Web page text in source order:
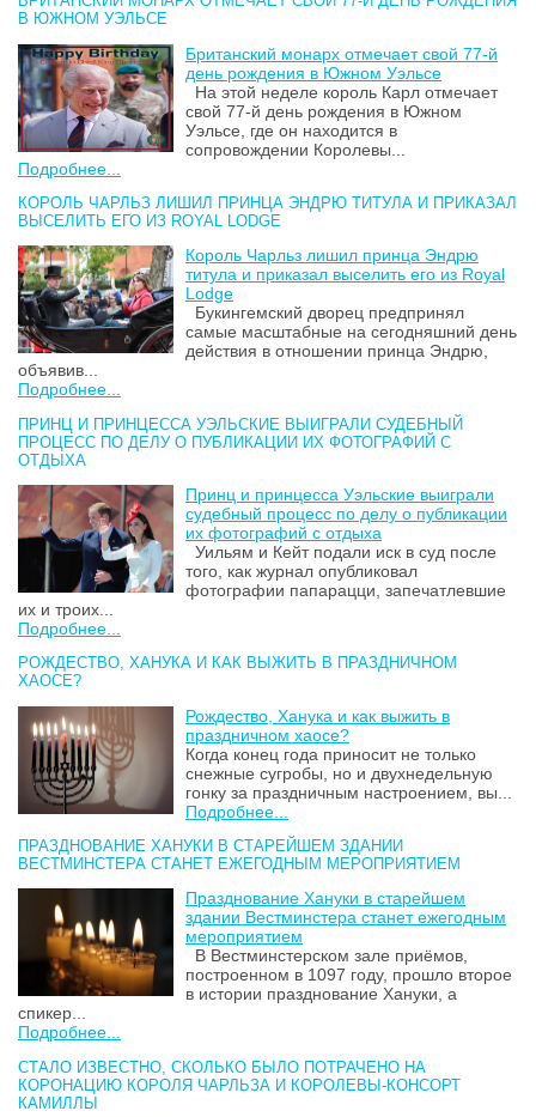
В ЮЖНОМ УЭЛЬСЕ
Британский монарх отмечает свой 77-й
день рождения в Южном Уэльсе
На этой неделе король Карл отмечает
свой 77-й день рождения в Южном
Уэльсе, где он находится в
сопровождении Королевы...
Подробнее...
КОРОЛЬ ЧАРЛЬЗ ЛИШИЛ ПРИНЦА ЭНДРЮ ТИТУЛА И ПРИКАЗАЛ
ВЫСЕЛИТЬ ЕГО ИЗ ROYAL LODGE
Король Чарльз лишил принца Эндрю
титула и приказал выселить его из Royal
Lodge
Букингемский дворец предпринял
самые масштабные на сегодняшний день
действия в отношении принца Эндрю,
объявив...
Подробнее...
ПРИНЦ И ПРИНЦЕССА УЭЛЬСКИЕ ВЫИГРАЛИ СУДЕБНЫЙ
ПРОЦЕСС ПО ДЕЛУ О ПУБЛИКАЦИИ ИХ ФОТОГРАФИЙ С
ОТДЫХА
Принц и принцесса Уэльские выиграли
судебный процесс по делу о публикации
их фотографий с отдыха
Уильям и Кейт подали иск в суд после
того, как журнал опубликовал
фотографии папарацци, запечатлевшие
их и троих...
Подробнее...
РОЖДЕСТВО, ХАНУКА И КАК ВЫЖИТЬ В ПРАЗДНИЧНОМ
ХАОСЕ?
Рождество, Ханука и как выжить в
праздничном хаосе?
Когда конец года приносит не только
снежные сугробы, но и двухнедельную
гонку за праздничным настроением, вы...
Подробнее...
ПРАЗДНОВАНИЕ ХАНУКИ В СТАРЕЙШЕМ ЗДАНИИ
ВЕСТМИНСТЕРА СТАНЕТ ЕЖЕГОДНЫМ МЕРОПРИЯТИЕМ
Празднование Хануки в старейшем
здании Вестминстера станет ежегодным
мероприятием
В Вестминстерском зале приёмов,
построенном в 1097 году, прошло второе
в истории празднование Хануки, а
спикер...
Подробнее...
СТАЛО ИЗВЕСТНО, СКОЛЬКО БЫЛО ПОТРАЧЕНО НА
КОРОНАЦИЮ КОРОЛЯ ЧАРЛЬЗА И КОРОЛЕВЫ-КОНСОРТ
КАМИЛЛЫ